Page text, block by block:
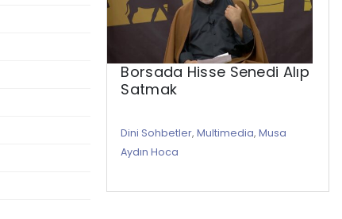
Borsada Hisse Senedi Alıp
Satmak
Dini Sohbetler,Multimedia,Musa
Aydın Hoca